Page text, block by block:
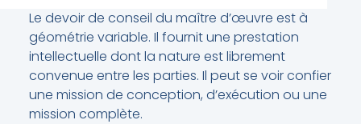
Le devoir de conseil du maître d’œuvre est à
géométrie variable. Il fournit une prestation
intellectuelle dont la nature est librement
convenue entre les parties. Il peut se voir confier
une mission de conception, d’exécution ou une
mission complète.